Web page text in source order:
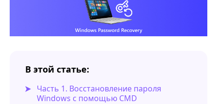
В этой статье:
Часть 1. Восстановление пароля
Windows с помощью CMD